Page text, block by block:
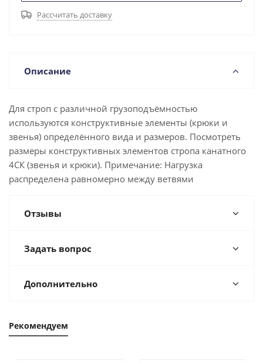
Рассчитать доставку
Описание
Для строп с различной грузоподъёмностью
используются конструктивные элементы (крюки и
звенья) определённого вида и размеров. Посмотреть
размеры конструктивных элементов стропа канатного
4СК (звенья и крюки). Примечание: Нагрузка
распределена равномерно между ветвями
Отзывы
Задать вопрос
Дополнительно
Рекомендуем